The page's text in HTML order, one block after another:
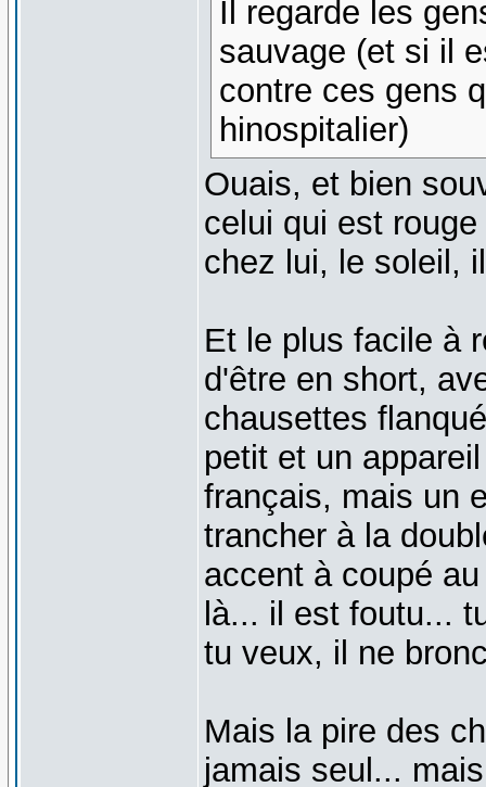
Il regarde les
sauvage (et si il
contre ces gens
hinospitalier)
Ouais, et bien
celui qui est
chez lui, le soleil,
Et le plus facile à
d'être en short,
chausettes
petit et un
français, mais un
trancher à la
accent à coupé
là... il est foutu...
tu veux, il ne
Mais la pire des
jamais seul...